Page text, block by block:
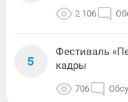
2 106
5
Фестиваль
кадры
706